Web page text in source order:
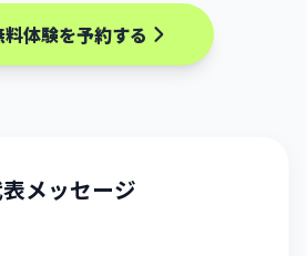
体験を予約する
メッセージ